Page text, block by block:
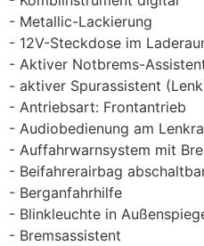
Metallic-Lackierung
12V-Steckdose im
Aktiver Notbrems-
aktiver Spurassistent
Antriebsart: Frontantrieb
Audiobedienung am
Auffahrwarnsystem mit
Beifahrerairbag
Berganfahrhilfe
Blinkleuchte in
Bremsassistent